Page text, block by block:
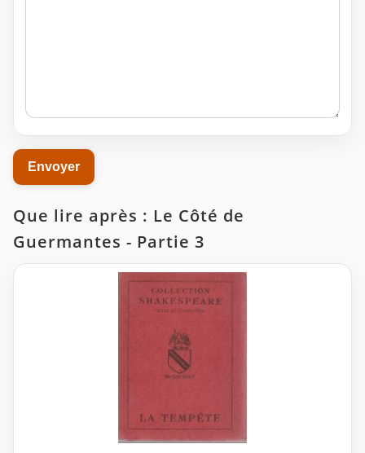
Que lire après : Le Côté de
Guermantes - Partie 3